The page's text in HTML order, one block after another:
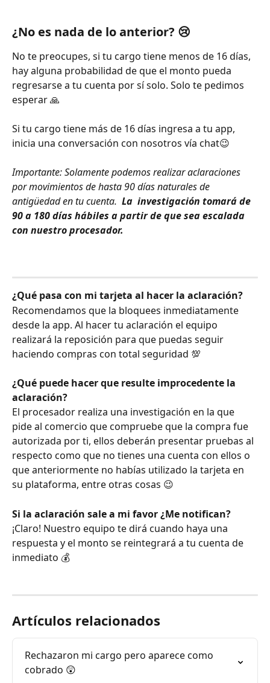
¿No es nada de lo anterior? 😢
No te preocupes, si tu cargo tiene menos de 16 días,
hay alguna probabilidad de que el monto pueda
regresarse a tu cuenta por sí solo. Solo te pedimos
esperar 🙏
Si tu cargo tiene más de 16 días ingresa a tu app,
inicia una conversación con nosotros vía chat😉
Importante: Solamente podemos realizar aclaraciones
por movimientos de hasta 90 días naturales de
antigüedad en tu cuenta. La  investigación tomará de
90 a 180 días hábiles a partir de que sea escalada
con nuestro procesador.
¿Qué pasa con mi tarjeta al hacer la aclaración?
Recomendamos que la bloquees inmediatamente
desde la app. Al hacer tu aclaración el equipo
realizará la reposición para que puedas seguir
haciendo compras con total seguridad 💯
¿Qué puede hacer que resulte improcedente la
aclaración?
El procesador realiza una investigación en la que
pide al comercio que compruebe que la compra fue
autorizada por ti, ellos deberán presentar pruebas al
respecto como que no tienes una cuenta con ellos o
que anteriormente no habías utilizado la tarjeta en
su plataforma, entre otras cosas 😉
Si la aclaración sale a mi favor ¿Me notifican?
¡Claro! Nuestro equipo te dirá cuando haya una
respuesta y el monto se reintegrará a tu cuenta de
inmediato 💰
Artículos relacionados
Rechazaron mi cargo pero aparece como
cobrado 😲